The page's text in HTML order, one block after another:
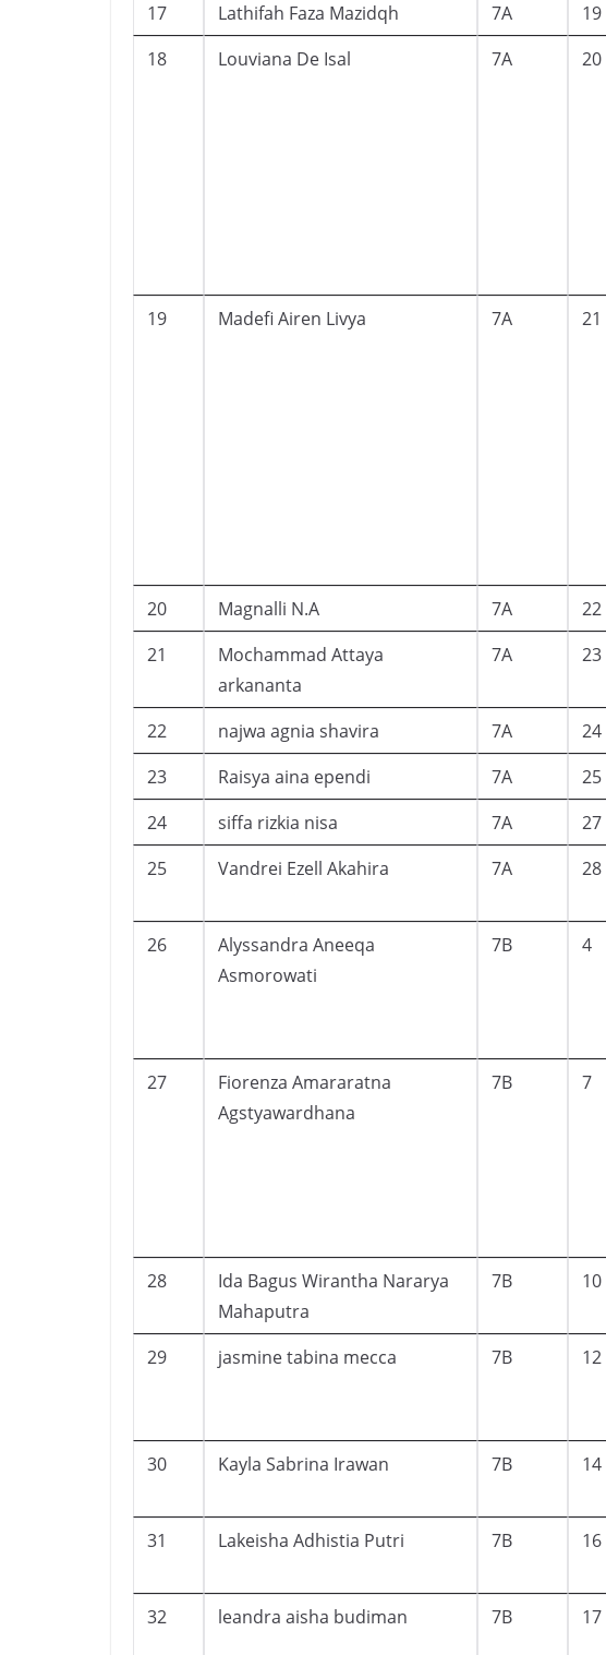
17
Lathifah Faza Mazidqh 7A 19
18
Louviana De Isal 7A 20
19
Madefi Airen Livya 7A 21
20
Magnalli N.A 7A 22
21
Mochammad Attaya
arkananta
7A 23
22 najwa agnia shavira 7A 24
23
Raisya aina ependi 7A 25
24
siffa rizkia nisa 7A 27
25
Vandrei Ezell Akahira 7A 28
26
Alyssandra Aneeqa
Asmorowati
7B 4
27
Fiorenza Amararatna
Agstyawardhana
7B 7
28
Ida Bagus Wirantha Nararya
Mahaputra
7B 10
29
jasmine tabina mecca 7B 12
30
Kayla Sabrina Irawan 7B 14
31
Lakeisha Adhistia Putri 7B 16
32
leandra aisha budiman 7B 17